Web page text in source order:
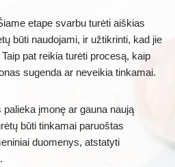
etape svarbu turėti aiškias
būti naudojami, ir užtikrinti, kad jie
pat reikia turėti procesą, kaip
sugenda ar neveikia tinkamai.
palieka įmonę ar gauna naują
būti tinkamai paruoštas
duomenys, atstatyti